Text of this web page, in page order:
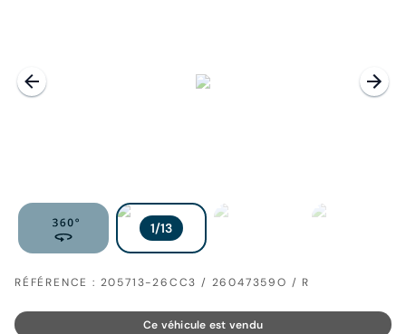
RÉFÉRENCE : 205713-26CC3 / 26047359O / R
Ce véhicule est vendu